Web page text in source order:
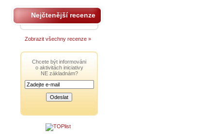
Nejčtenější recenze
Zobrazit všechny recenze »
Chcete být informováni
o aktivitách iniciativy
NE základnám?